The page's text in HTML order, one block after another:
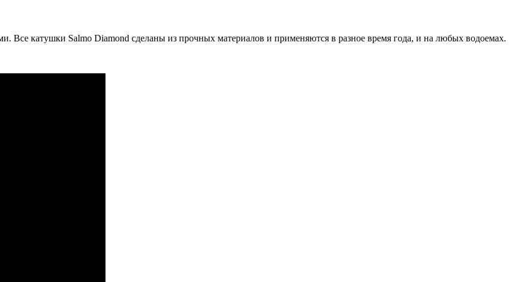
Все катушки Salmo Diamond сделаны из прочных материалов и применяются в разное время года, и на любых водоемах.